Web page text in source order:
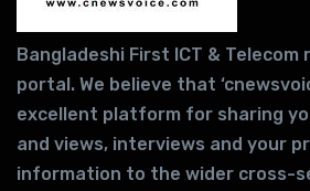
Bangladeshi First ICT & Telecom
portal. We believe that
excellent platform for sharing
and views, interviews and your
information to the wider cross-